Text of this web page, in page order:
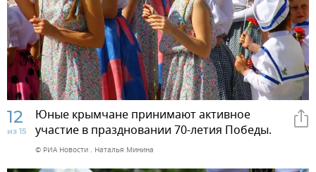
12
из 15
Юные крымчане принимают активное
участие в праздновании 70-летия Победы.
© РИА Новости . Наталья Минина